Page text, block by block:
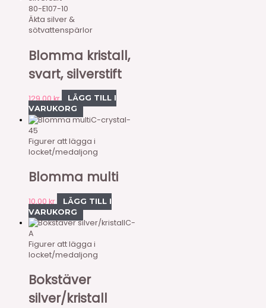
80-E107-10
Äkta silver &
sötvattenspärlor
Blomma kristall,
svart, silverstift
129,00kr
LÄGG TILL I
VARUKORG
C-crystal-
45
Figurer att lägga i
locket/medaljong
Blomma multi
10,00 kr
LÄGG TILL I
VARUKORG
C-
A
Figurer att lägga i
locket/medaljong
Bokstäver
silver/kristall